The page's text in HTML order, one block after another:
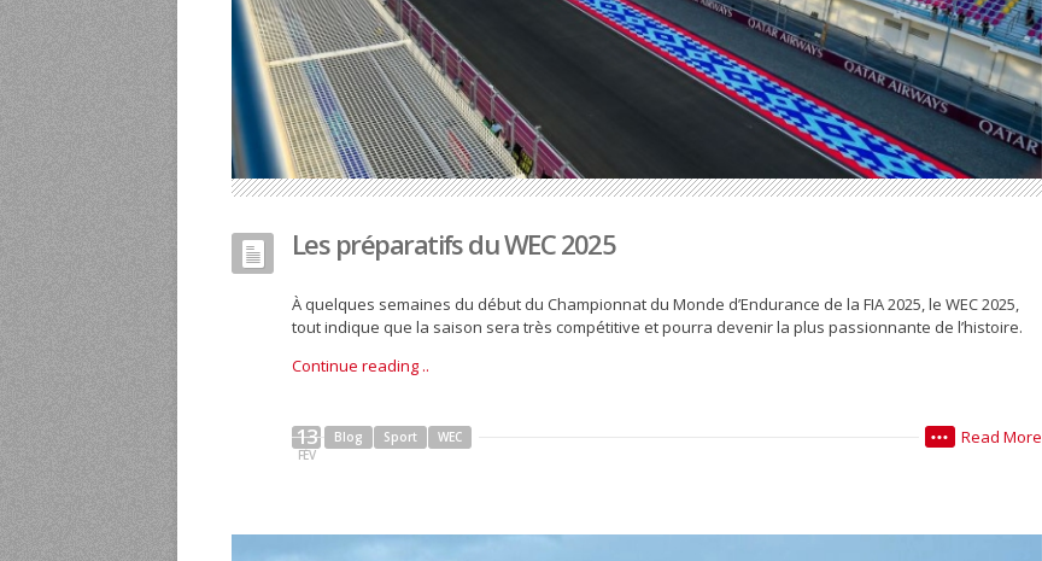
Les préparatifs du WEC 2025
À quelques semaines du début du Championnat du Monde d’Endurance de la FIA 2025, le WEC 2025,
tout indique que la saison sera très compétitive et pourra devenir la plus passionnante de l’histoire.
Continue reading ..
13
FÉV
Blog Sport WEC Read More
•••